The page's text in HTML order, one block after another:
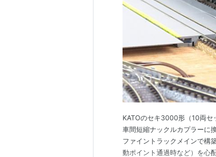
KATOのセキ3000形（10両セ
車間短縮ナックルカプラーに
ファイントラックメインで構
動ポイント通過時など）を心